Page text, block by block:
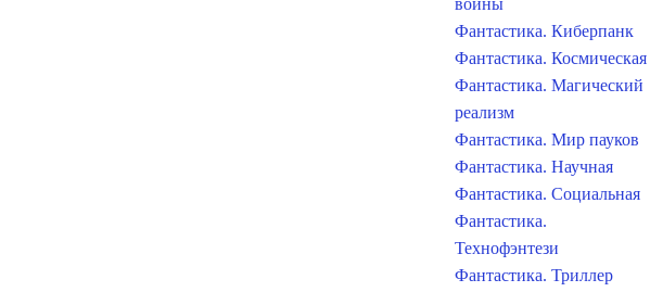
войны
Фантастика. Киберпанк
Фантастика. Космическая
Фантастика. Магический
реализм
Фантастика. Мир пауков
Фантастика. Научная
Фантастика. Социальная
Фантастика.
Технофэнтези
Фантастика. Триллер